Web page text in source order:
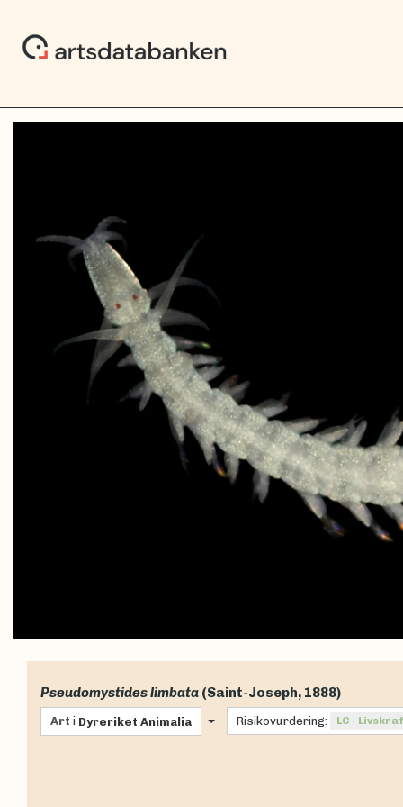
Pseudomystides limbata (Saint-Joseph, 1888)
Art i Dyreriket Animalia Risikovurdering: LC -